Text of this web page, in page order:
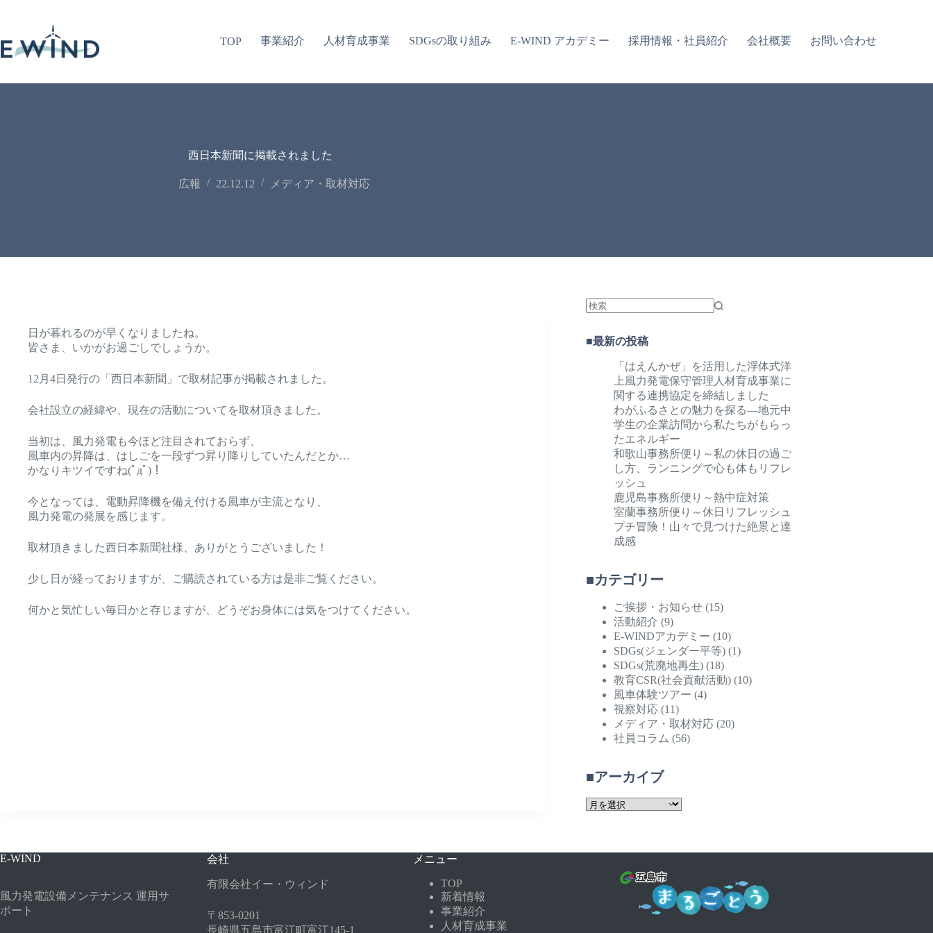
ン
TOP 事業紹介 人材育成事業 SDGsの取り組み E-WIND アカデミー 採用情報・社員紹介 会社概要 お問い合わせ
西日本新聞に掲載されました
広報 22.12.12 メディア・取材対応
日が暮れるのが早くなりましたね。
皆さま、いかがお過ごしでしょうか。
12月4日発行の「西日本新聞」で取材記事が掲載されました。
会社設立の経緯や、現在の活動についてを取材頂きました。
当初は、風力発電も今ほど注目されておらず、
風車内の昇降は、はしごを一段ずつ昇り降りしていたんだとか…
かなりキツイですね(ﾟдﾟ)！
今となっては、電動昇降機を備え付ける風車が主流となり、
風力発電の発展を感じます。
取材頂きました西日本新聞社様、ありがとうございました！
少し日が経っておりますが、ご購読されている方は是非ご覧ください。
何かと気忙しい毎日かと存じますが、どうぞお身体には気をつけてください。
果
な
■最新の投稿
「はえんかぜ」を活用した浮体式洋
上風力発電保守管理人材育成事業に
関する連携協定を締結しました
わがふるさとの魅力を探る―地元中
学生の企業訪問から私たちがもらっ
たエネルギー
和歌山事務所便り～私の休日の過ご
し方、ランニングで心も体もリフレ
ッシュ
鹿児島事務所便り～熱中症対策
室蘭事務所便り～休日リフレッシュ
プチ冒険！山々で見つけた絶景と達
成感
■カテゴリー
ご挨拶・お知らせ(15)
活動紹介 (9)
E-WINDアカデミー (10)
SDGs(ジェンダー平等)(1)
SDGs(荒廃地再生)(18)
教育CSR(社会貢献活動)(10)
風車体験ツアー (4)
視察対応(11)
メディア・取材対応(20)
社員コラム (56)
■アーカイブ
E-WIND
風力発電設備メンテナンス 運用サ
ポート
会社
有限会社イー・ウィンド
〒853-0201
長崎県五島市富江町富江145-1
メニュー
TOP
新着情報
事業紹介
人材育成事業